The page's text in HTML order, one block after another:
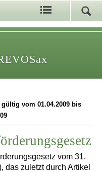
gültig vom 01.04.2009 bis
vom 31.
das zuletzt durch Artikel